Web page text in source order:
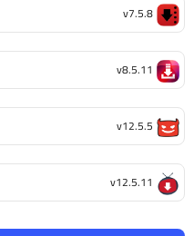
v7.5.8
v8.5.11
v12.5.5
v12.5.11